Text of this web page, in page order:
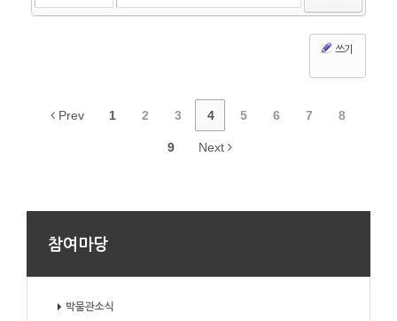
쓰기
Prev 1 2 3 4 5 6 7 8
9 Next
참여마당
박물관소식